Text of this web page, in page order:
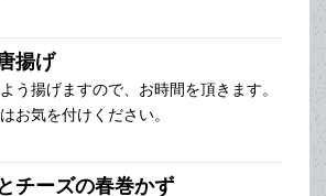
揚げ
う揚げますので、お時間を頂きます。
お気を付けください。
チーズの春巻かず